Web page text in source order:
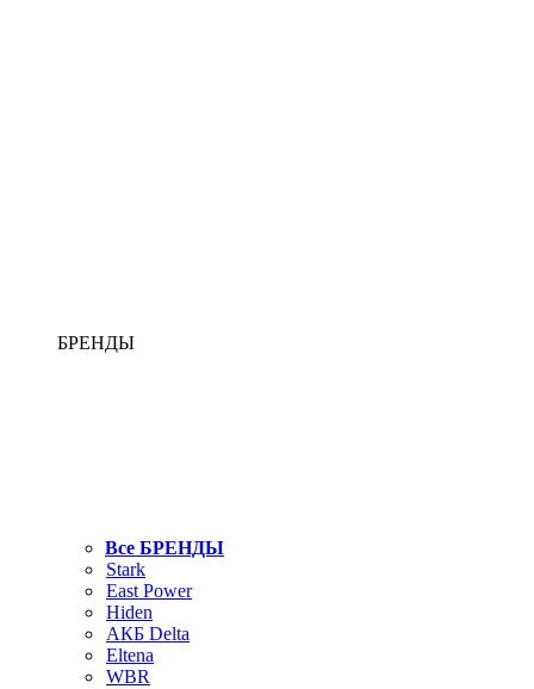
БРЕНДЫ
Все БРЕНДЫ
Stark
East Power
Hiden
АКБ Delta
Eltena
WBR